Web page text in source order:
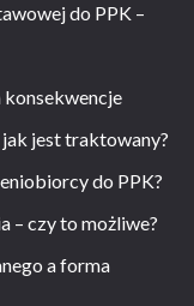
do PPK –
konsekwencje
jest traktowany?
do PPK?
– czy to możliwe?
a forma